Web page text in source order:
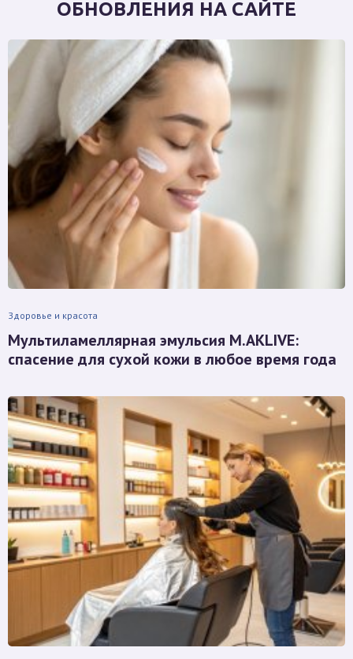
ОБНОВЛЕНИЯ НА САЙТЕ
Здоровье и красота
Мультиламеллярная эмульсия M.AKLIVE:
спасение для сухой кожи в любое время года